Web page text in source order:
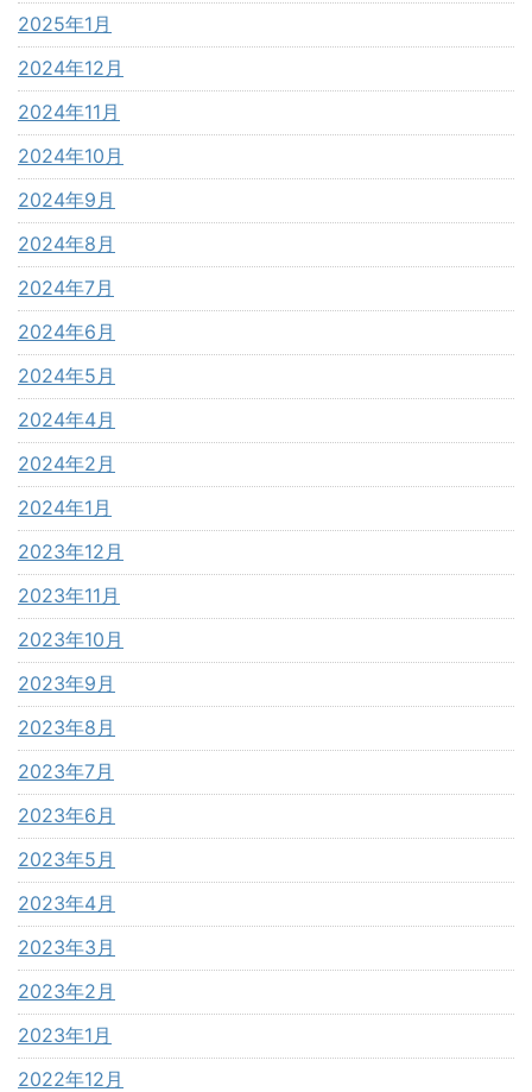
2025年1月
2024年12月
2024年11月
2024年10月
2024年9月
2024年8月
2024年7月
2024年6月
2024年5月
2024年4月
2024年2月
2024年1月
2023年12月
2023年11月
2023年10月
2023年9月
2023年8月
2023年7月
2023年6月
2023年5月
2023年4月
2023年3月
2023年2月
2023年1月
2022年12月